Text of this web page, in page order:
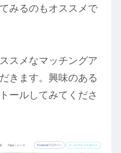
みるのもオススメで
スメなマッチングア
きます。興味のある
ールしてみてくださ